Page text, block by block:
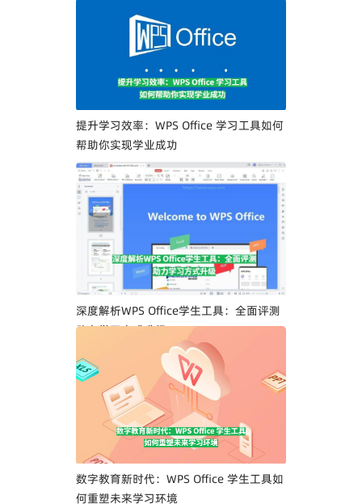
提升学习效率：WPS Office 学习工具如何
帮助你实现学业成功
深度解析WPS Office学生工具：全面评测
助力学习方式升级
数字教育新时代：WPS Office 学生工具如
何重塑未来学习环境